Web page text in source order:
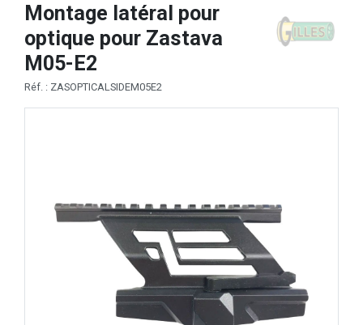
Montage latéral pour
optique pour Zastava
M05-E2
Réf. : ZASOPTICALSIDEM05E2